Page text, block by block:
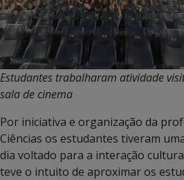
Estudantes trabalharam atividade
sala de cinema
Por iniciativa e organização da
Ciências os estudantes tiveram
dia voltado para a interação
teve o intuito de aproximar os